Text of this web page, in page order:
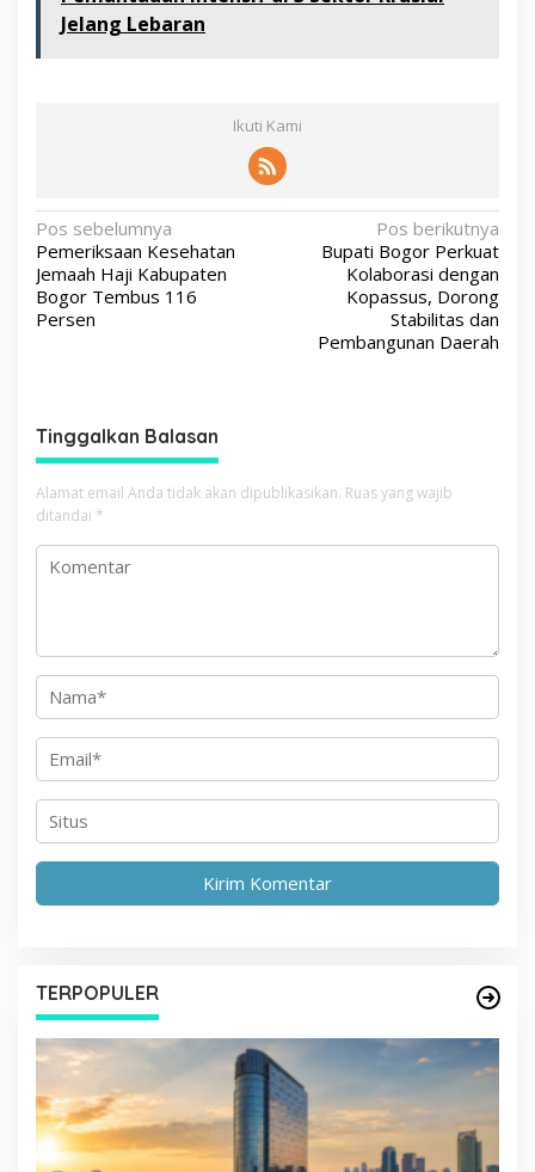
Jelang Lebaran
Ikuti Kami
N
a
v
i
s
i
p
o
s
Pos sebelumnya
Pemeriksaan Kesehatan
Jemaah Haji Kabupaten
Bogor Tembus 116
Persen
Pos berikutnya
Bupati Bogor Perkuat
Kolaborasi dengan
Kopassus, Dorong
Stabilitas dan
Pembangunan Daerah
Tinggalkan Balasan
Alamat email Anda tidak akan dipublikasikan. Ruas yang wajib
ditandai *
TERPOPULER